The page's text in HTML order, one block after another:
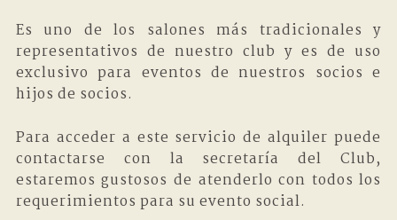
Es uno de los salones más tradicionales y
representativos de nuestro club y es de uso
exclusivo para eventos de nuestros socios e
hijos de socios.
Para acceder a este servicio de alquiler puede
contactarse con la secretaría del Club,
estaremos gustosos de atenderlo con todos los
requerimientos para su evento social.